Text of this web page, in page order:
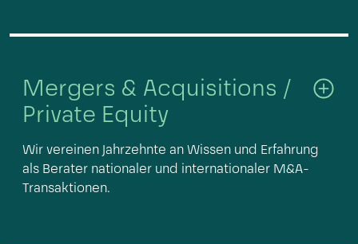
Mergers & Acquisitions /
Private Equity
Wir vereinen Jahrzehnte an Wissen und Erfahrung
als Berater nationaler und internationaler M&A-
Transaktionen.